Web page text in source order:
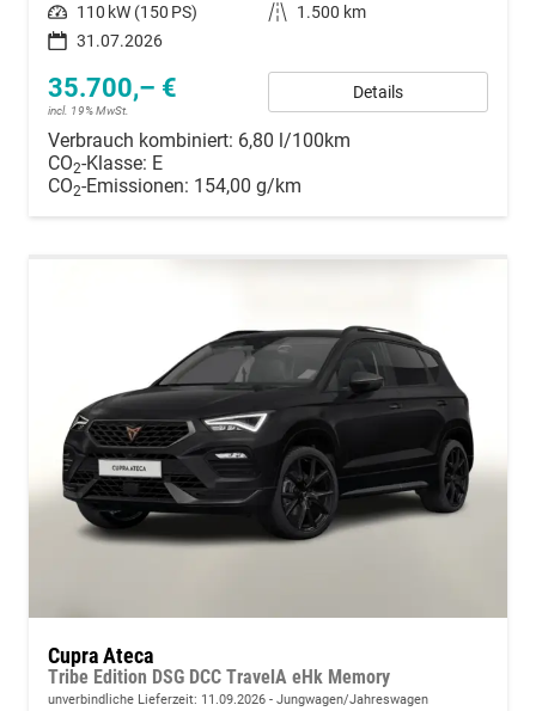
Leistung 110 kW (150 PS) Kilometerstand
1.500 km
31.07.2026
35.700,– €
incl. 19% MwSt.
Details
Verbrauch kombiniert: 6,80 l/100km
CO2-Klasse: E
CO2-Emissionen: 154,00 g/km
Cupra Ateca
Tribe Edition DSG DCC TravelA eHk Memory
unverbindliche Lieferzeit: 11.09.2026 Jungwagen/Jahreswagen